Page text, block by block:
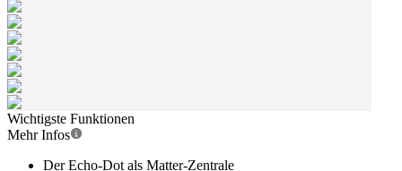
Wichtigste Funktionen
Mehr Infos
Der Echo-Dot als Matter-Zentrale